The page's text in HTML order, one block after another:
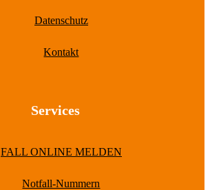
Datenschutz
Kontakt
Services
FALL ONLINE MELDEN
Notfall-Nummern